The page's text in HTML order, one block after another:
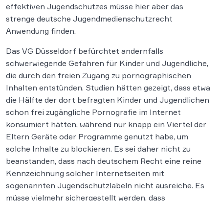
effektiven Jugendschutzes müsse hier aber das
strenge deutsche Jugendmedienschutzrecht
Anwendung finden.
Das VG Düsseldorf befürchtet andernfalls
schwerwiegende Gefahren für Kinder und Jugendliche,
die durch den freien Zugang zu pornographischen
Inhalten entstünden. Studien hätten gezeigt, dass etwa
die Hälfte der dort befragten Kinder und Jugendlichen
schon frei zugängliche Pornografie im Internet
konsumiert hätten, während nur knapp ein Viertel der
Eltern Geräte oder Programme genutzt habe, um
solche Inhalte zu blockieren. Es sei daher nicht zu
beanstanden, dass nach deutschem Recht eine reine
Kennzeichnung solcher Internetseiten mit
sogenannten Jugendschutzlabeln nicht ausreiche. Es
müsse vielmehr sichergestellt werden, dass